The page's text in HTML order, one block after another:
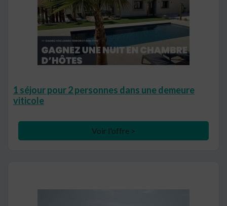
1 séjour pour 2 personnes dans une demeure
viticole
Voir l'offre >